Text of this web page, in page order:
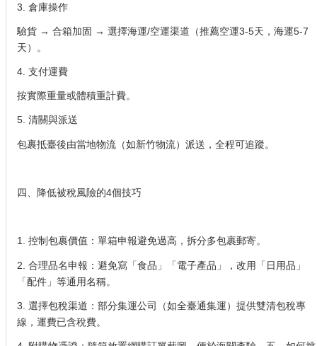
3. 倉庫操作
驗貨 → 合箱加固 → 選擇海運/空運渠道（推薦空運3-5天，海運5-7
天）。
4. 支付運費
按實際重量或體積重計費。
5. 清關與派送
包裹抵臺後由當地物流（如新竹物流）派送，全程可追蹤。
四、降低被稅風險的4個技巧
1. 控制包裹價值：單箱申報避免過高，拆分多包裹郵寄。
2. 合理品名申報：避免寫「食品」「電子產品」，改用「日用品」
「配件」等通用名稱。
3. 選擇包稅渠道：部分集運公司（如全臺通集運）提供雙清包稅專
線，運費已含稅費。